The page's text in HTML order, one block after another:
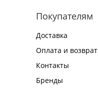
Покупателям
Доставка
Оплата и возврат
Контакты
Бренды